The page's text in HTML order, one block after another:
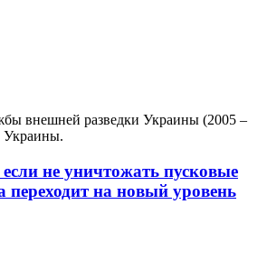
внешней разведки Украины (2005 –
Украины.
если не уничтожать пусковые
переходит на новый уровень